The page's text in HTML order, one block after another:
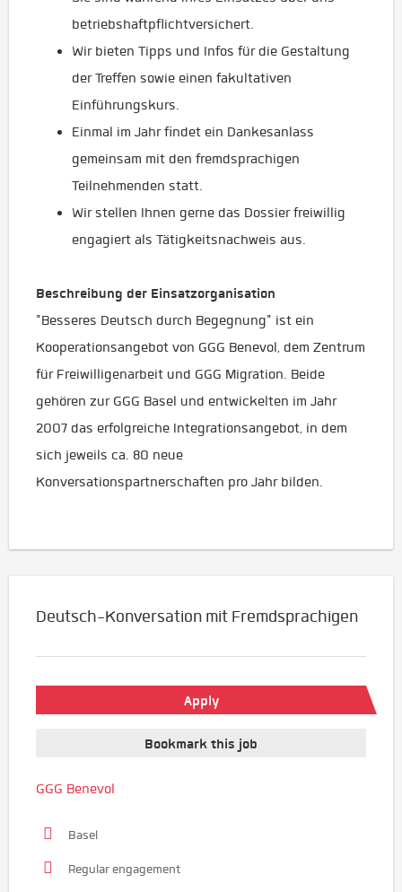
betriebshaftpflichtversichert.
Wir bieten Tipps und Infos für die Gestaltung
der Treffen sowie einen fakultativen
Einführungskurs.
Einmal im Jahr findet ein Dankesanlass
gemeinsam mit den fremdsprachigen
Teilnehmenden statt.
Wir stellen Ihnen gerne das Dossier freiwillig
engagiert als Tätigkeitsnachweis aus.
Beschreibung der Einsatzorganisation
"Besseres Deutsch durch Begegnung" ist ein
Kooperationsangebot von GGG Benevol, dem Zentrum
für Freiwilligenarbeit und GGG Migration. Beide
gehören zur GGG Basel und entwickelten im Jahr
2007 das erfolgreiche Integrationsangebot, in dem
sich jeweils ca. 80 neue
Konversationspartnerschaften pro Jahr bilden.
Deutsch-Konversation mit Fremdsprachigen
Apply
Bookmark this job
GGG Benevol
Basel
Regular engagement